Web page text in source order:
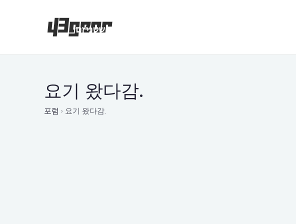
요기 왔다감.
포럼 › 요기 왔다감.